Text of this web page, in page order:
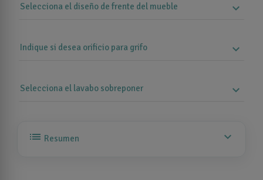
Selecciona el diseño de frente del mueble expand_more
Indique si desea orificio para grifo expand_more
Selecciona el lavabo sobreponer expand_more
list Resumen expand_more